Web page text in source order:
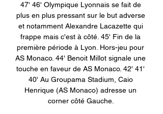
47' 46' Olympique Lyonnais se fait de
plus en plus pressant sur le but adverse
et notamment Alexandre Lacazette qui
frappe mais c'est à côté. 45' Fin de la
première période à Lyon. Hors-jeu pour
AS Monaco. 44' Benoit Millot signale une
touche en faveur de AS Monaco. 42' 41'
40' Au Groupama Stadium, Caio
Henrique (AS Monaco) adresse un
corner côté Gauche.